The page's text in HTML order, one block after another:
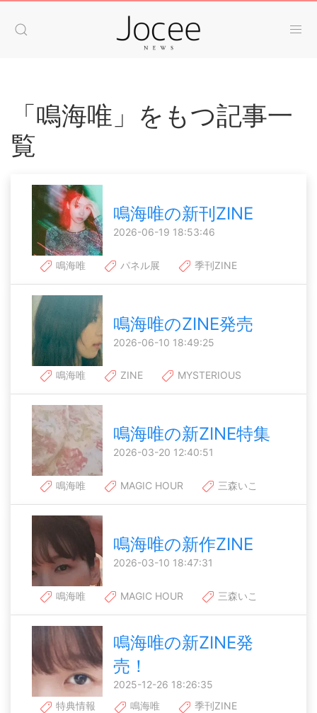
「鳴海唯」をもつ記事一
覧
鳴海唯の新刊ZINE
2026-06-19 18:53:46
鳴海唯 パネル展 季刊ZINE
鳴海唯のZINE発売
2026-06-10 18:49:25
鳴海唯 ZINE MYSTERIOUS
鳴海唯の新ZINE特集
2026-03-20 12:40:51
鳴海唯 MAGIC HOUR 三森いこ
鳴海唯の新作ZINE
2026-03-10 18:47:31
鳴海唯 MAGIC HOUR 三森いこ
鳴海唯の新ZINE発
売！
2025-12-26 18:26:35
特典情報
鳴海唯 季刊ZINE